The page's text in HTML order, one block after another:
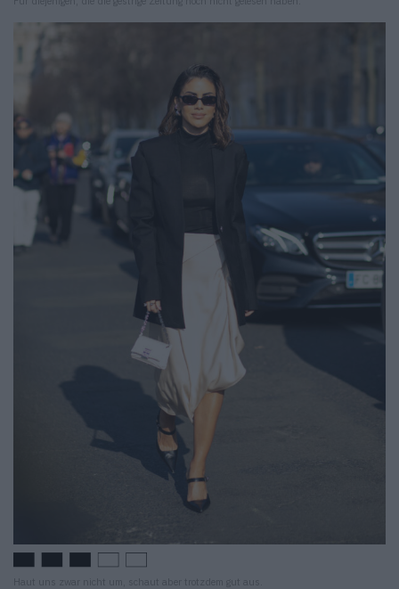
Haut uns zwar nicht um, schaut aber trotzdem gut aus.